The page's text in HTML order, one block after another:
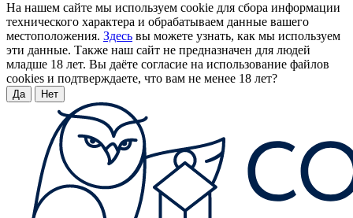
На нашем сайте мы используем cookie для сбора информации
технического характера и обрабатываем данные вашего
местоположения. Здесь вы можете узнать, как мы используем
эти данные. Также наш сайт не предназначен для людей
младше 18 лет. Вы даёте согласие на использование файлов
cookies и подтверждаете, что вам не менее 18 лет?
Да Нет